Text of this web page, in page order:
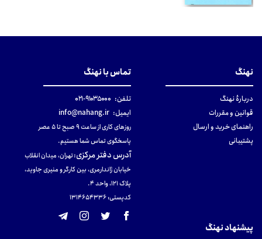
نهنگ
دربارهٔ نهنگ
قوانین و مقررات
راهنمای خرید و ارسال
پشتیبانی
تماس با نهنگ
تلفن: ۹۱۰۳۵۰۰۰-۰۲۱
ایمیل: info@nahang.ir
روزهای کاری از ساعت ۹ صبح تا ۵ عصر
پاسخگوی تماس شما هستیم.
آدرس دفتر مرکزی:تهران، میدان انقلاب
خیابان ژاندارمری، بین کارگر و منیری جاوید،
پلاک 121، واحد ۴.
کدپستی: 131465433۶
پیشنهاد نهنگ